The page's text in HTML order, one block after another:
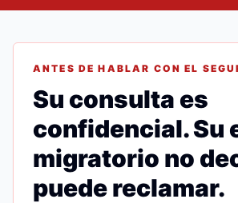
ANTES DE HABLAR CON EL
Su consulta es
confidencial. Su
migratorio no
puede reclamar.